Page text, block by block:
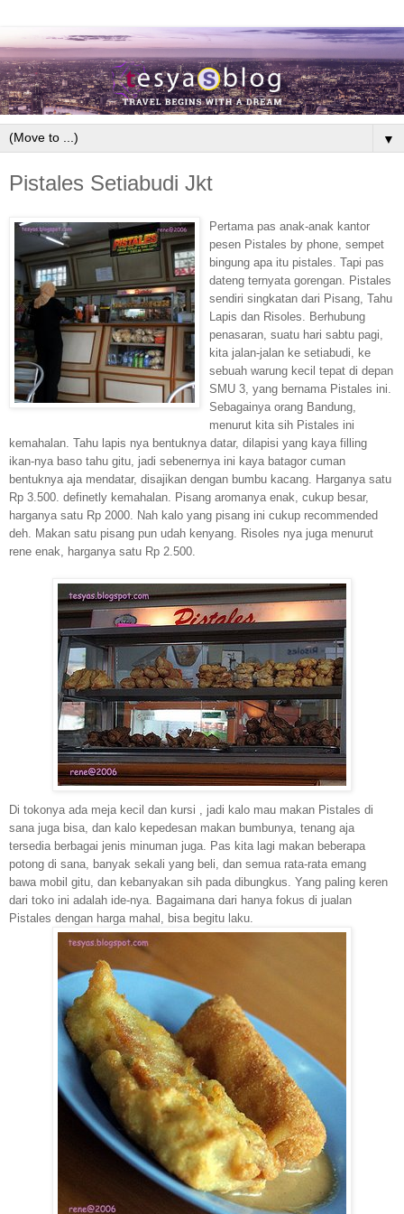
▼
Pistales Setiabudi Jkt
Pertama pas anak-anak kantor
pesen Pistales by phone, sempet
bingung apa itu pistales. Tapi pas
dateng ternyata gorengan. Pistales
sendiri singkatan dari Pisang, Tahu
Lapis dan Risoles. Berhubung
penasaran, suatu hari sabtu pagi,
kita jalan-jalan ke setiabudi, ke
sebuah warung kecil tepat di depan
SMU 3, yang bernama Pistales ini.
Sebagainya orang Bandung,
menurut kita sih Pistales ini
kemahalan. Tahu lapis nya bentuknya datar, dilapisi yang kaya filling
ikan-nya baso tahu gitu, jadi sebenernya ini kaya batagor cuman
bentuknya aja mendatar, disajikan dengan bumbu kacang. Harganya satu
Rp 3.500. definetly kemahalan. Pisang aromanya enak, cukup besar,
harganya satu Rp 2000. Nah kalo yang pisang ini cukup recommended
deh. Makan satu pisang pun udah kenyang. Risoles nya juga menurut
rene enak, harganya satu Rp 2.500.
Di tokonya ada meja kecil dan kursi , jadi kalo mau makan Pistales di
sana juga bisa, dan kalo kepedesan makan bumbunya, tenang aja
tersedia berbagai jenis minuman juga. Pas kita lagi makan beberapa
potong di sana, banyak sekali yang beli, dan semua rata-rata emang
bawa mobil gitu, dan kebanyakan sih pada dibungkus. Yang paling keren
dari toko ini adalah ide-nya. Bagaimana dari hanya fokus di jualan
Pistales dengan harga mahal, bisa begitu laku.